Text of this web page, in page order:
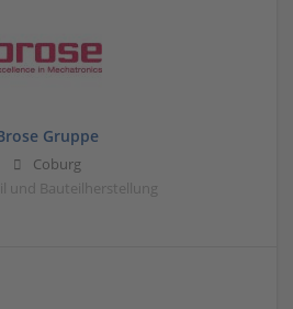
Gruppe
Coburg
und Bauteilherstellung